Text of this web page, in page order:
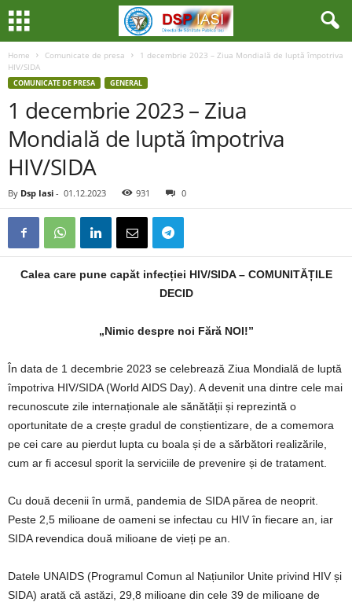
Home Comunicate de presa
1 decembrie 2023 – Ziua Mondială de luptă împotriva
HIV/SIDA
COMUNICATE DE PRESA GENERAL
1 decembrie 2023 – Ziua
Mondială de luptă împotriva
HIV/SIDA
By Dsp Iasi - 01.12.2023 931 0
Calea care pune capăt infecției HIV/SIDA – COMUNITĂȚILE
DECID
„Nimic despre noi Fără NOI!”
În data de 1 decembrie 2023 se celebrează Ziua Mondială de luptă
împotriva HIV/SIDA (World AIDS Day). A devenit una dintre cele mai
recunoscute zile internaționale ale sănătății și reprezintă o
oportunitate de a crește gradul de conștientizare, de a comemora
pe cei care au pierdut lupta cu boala și de a sărbători realizările,
cum ar fi accesul sporit la serviciile de prevenire și de tratament.
Cu două decenii în urmă, pandemia de SIDA părea de neoprit.
Peste 2,5 milioane de oameni se infectau cu HIV în fiecare an, iar
SIDA revendica două milioane de vieți pe an.
Datele UNAIDS (Programul Comun al Națiunilor Unite privind HIV și
SIDA) arată că astăzi, 29,8 milioane din cele 39 de milioane de